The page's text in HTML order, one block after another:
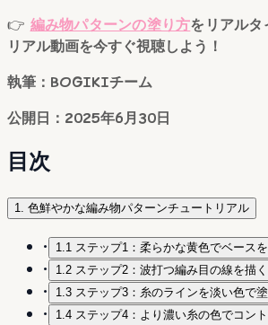
👉 編み物パターンの塗り方をリアル
リアル動画を今すぐ視聴しよう！
執筆：BOGIKIチーム
公開日：2025年6月30日
目次
1. 色鮮やかな編み物パターンチュートリアル
• 1.1 ステップ1：柔らかな黄色でベースを
• 1.2 ステップ2：波打つ編み目の線を描く
• 1.3 ステップ3：糸のラインを淡い色で
• 1.4 ステップ4：より濃い糸の色でコン